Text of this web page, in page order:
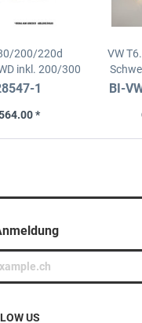
200/220d
inkl. 200/300
Cabrio | H&R
1
*
VW
BI-
US